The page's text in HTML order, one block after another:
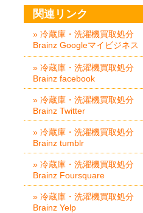
関連リンク
» 冷蔵庫・洗濯機買取処分
Brainz Googleマイビジネス
» 冷蔵庫・洗濯機買取処分
Brainz facebook
» 冷蔵庫・洗濯機買取処分
Brainz Twitter
» 冷蔵庫・洗濯機買取処分
Brainz tumblr
» 冷蔵庫・洗濯機買取処分
Brainz Foursquare
» 冷蔵庫・洗濯機買取処分
Brainz Yelp